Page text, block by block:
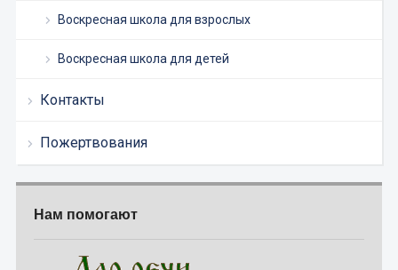
Воскресная школа для взрослых
Воскресная школа для детей
Контакты
Пожертвования
Нам помогают